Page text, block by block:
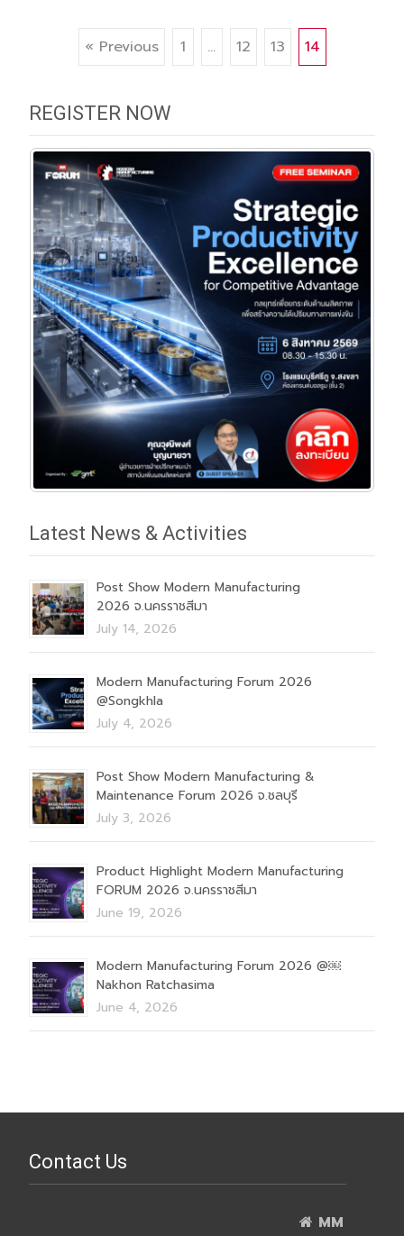
Posts
navigation
« Previous 1 … 12 13 14
REGISTER NOW
Latest News & Activities
Post Show Modern Manufacturing
2026 จ.นครราชสีมา
July 14, 2026
Modern Manufacturing Forum 2026
@Songkhla
July 4, 2026
Post Show Modern Manufacturing &
Maintenance Forum 2026 จ.ชลบุรี
July 3, 2026
Product Highlight Modern Manufacturing
FORUM 2026 จ.นครราชสีมา
June 19, 2026
Modern Manufacturing Forum 2026 @￼
Nakhon Ratchasima
June 4, 2026
Contact Us
MM